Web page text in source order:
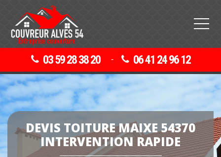
03 59 28 38 20 - 06 41 24 96 12
DEVIS TOITURE MAIXE 54370
INTERVENTION RAPIDE